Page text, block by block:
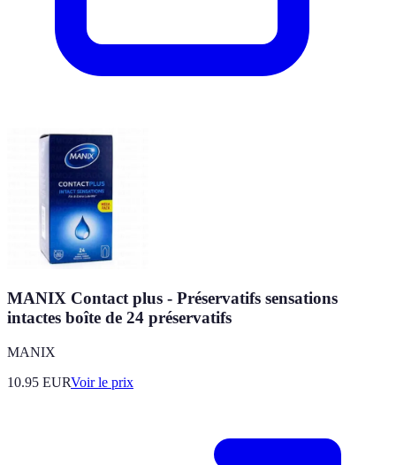
MANIX Contact plus - Préservatifs sensations
intactes boîte de 24 préservatifs
MANIX
10.95 EURVoir le prix